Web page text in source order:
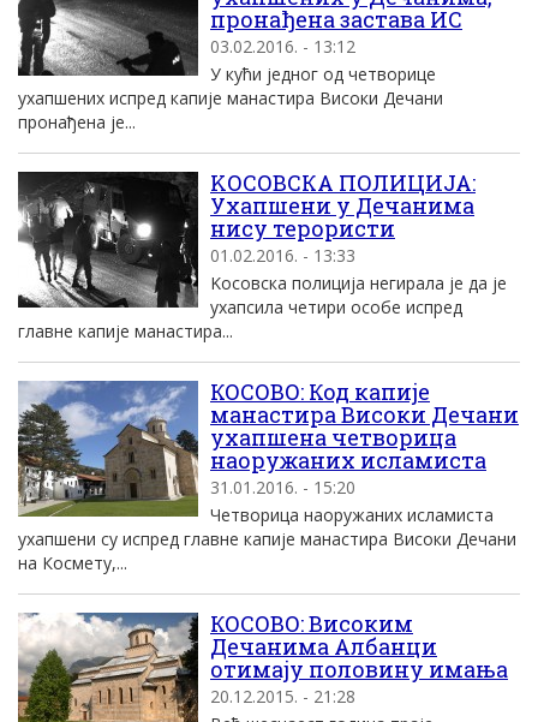
пронађена застава ИС
03.02.2016. - 13:12
У кући jедног од четворице
ухапшених испред капиjе манастира Високи Дечани
пронађена jе...
KОСОВСКА ПОЛИЦИЈА:
Ухапшени у Дечанима
нису терористи
01.02.2016. - 13:33
Kосовска полициjа негирала jе да jе
ухапсила четири особе испред
главне капиjе манастира...
КОСОВО: Код капије
манастира Високи Дечани
ухапшена четворица
наоружаних исламиста
31.01.2016. - 15:20
Четворица наоружаних исламиста
ухапшени су испред главне капије манастира Високи Дечани
на Космету,...
КОСОВО: Високим
Дечанима Албанци
отимају половину имања
20.12.2015. - 21:28